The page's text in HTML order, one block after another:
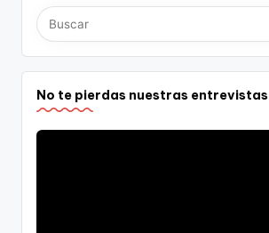
No te pierdas nuestras entrevistas